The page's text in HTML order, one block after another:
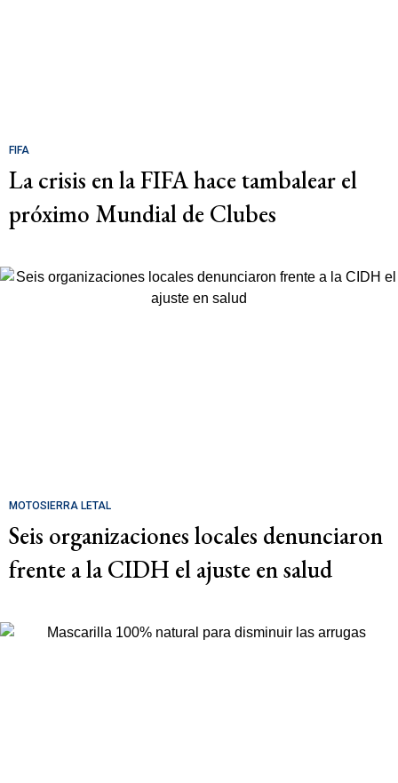
FIFA
La crisis en la FIFA hace tambalear el
próximo Mundial de Clubes
MOTOSIERRA LETAL
Seis organizaciones locales denunciaron
frente a la CIDH el ajuste en salud